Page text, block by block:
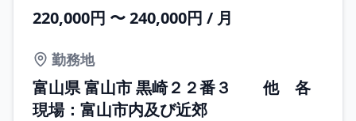
220,000円 〜 240,000円 / 月
勤務地
富山県 富山市 黒崎２２番３ 他 各
現場：富山市内及び近郊